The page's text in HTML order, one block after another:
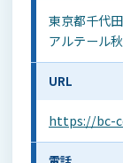
東京都千代
アルテール
URL
https://bc-